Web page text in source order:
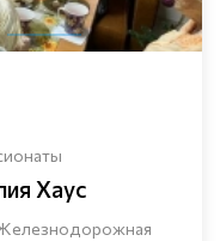
Хаус